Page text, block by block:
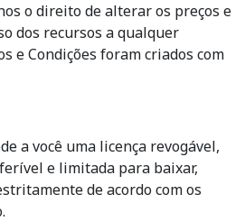
o direito de alterar os preços e
dos recursos a qualquer
e Condições foram criados com
a você uma licença revogável,
e limitada para baixar,
de acordo com os